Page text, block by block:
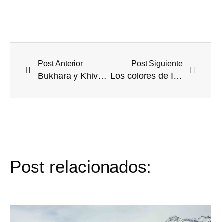
Post Anterior
Bukhara y Khiva, la continuación de la ruta de la seda
Post Siguiente
Los colores de Islandia, Marav-Islandia
Post relacionados: